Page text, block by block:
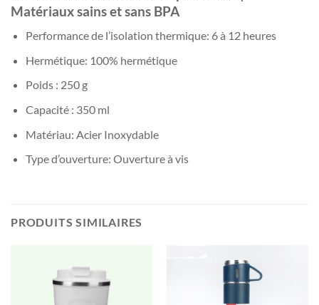
Matériaux sains et sans BPA
Performance de l’isolation thermique: 6 à 12 heures
Hermétique: 100% hermétique
Poids : 250 g
Capacité : 350 ml
Matériau: Acier Inoxydable
Type d’ouverture: Ouverture à vis
PRODUITS SIMILAIRES